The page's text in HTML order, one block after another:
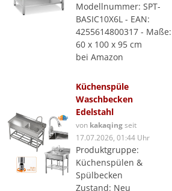
Modellnummer: SPT-
BASIC10X6L - EAN:
4255614800317 - Maße:
60 x 100 x 95 cm
bei Amazon
Küchenspüle
Waschbecken
Edelstahl
von kakaqingseit
17.07.2026, 01:44 Uhr
Produktgruppe:
Küchenspülen &
Spülbecken
Zustand: Neu